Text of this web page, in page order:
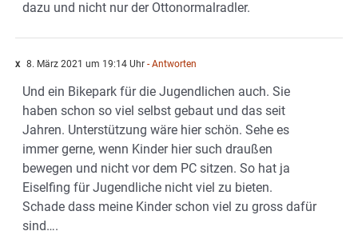
dazu und nicht nur der Ottonormalradler.
x 8. März 2021 um 19:14 Uhr - Antworten
Und ein Bikepark für die Jugendlichen auch. Sie
haben schon so viel selbst gebaut und das seit
Jahren. Unterstützung wäre hier schön. Sehe es
immer gerne, wenn Kinder hier such draußen
bewegen und nicht vor dem PC sitzen. So hat ja
Eiselfing für Jugendliche nicht viel zu bieten.
Schade dass meine Kinder schon viel zu gross dafür
sind….